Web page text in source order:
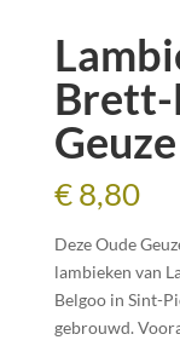
Brett-
€8,80
Deze Oude
lambieken van
Belgoo in Sint-
gebrouwd.